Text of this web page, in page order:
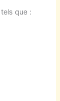
que :